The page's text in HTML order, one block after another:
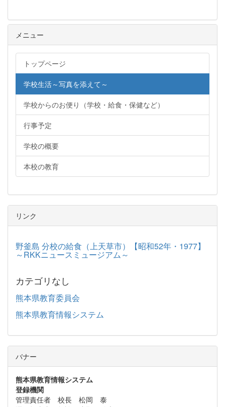
メニュー
トップページ
学校生活～写真を添えて～
学校からのお便り（学校・給食・保健など）
行事予定
学校の概要
本校の教育
リンク
野釜島 分校の給食（上天草市）【昭和52年・1977】
～RKKニュースミュージアム～
カテゴリなし
熊本県教育委員会
熊本県教育情報システム
バナー
熊本県教育情報システム
登録機関
管理責任者 校長 松岡 泰